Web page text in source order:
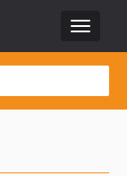
Toggle